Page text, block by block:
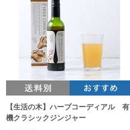
【生活の木】ハーブコーディアル 有
機クラシックジンジャー